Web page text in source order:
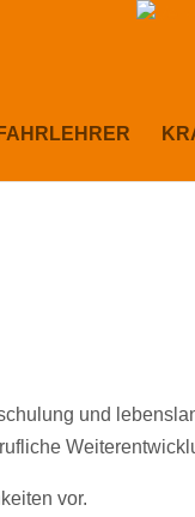
FAHRLEHRER
und
vor.